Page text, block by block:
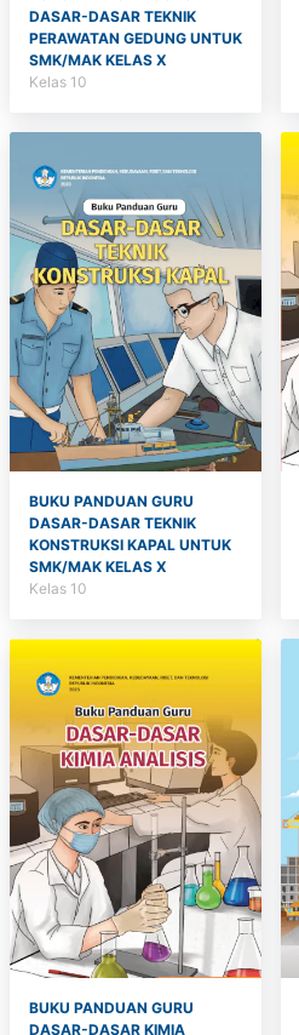
DASAR-DASAR TEKNIK
PERAWATAN GEDUNG UNTUK
SMK/MAK KELAS X
Kelas 10
BUKU PANDUAN GURU
DASAR-DASAR TEKNIK
KONSTRUKSI KAPAL UNTUK
SMK/MAK KELAS X
Kelas 10
BUKU PANDUAN GURU
DASAR-DASAR KIMIA